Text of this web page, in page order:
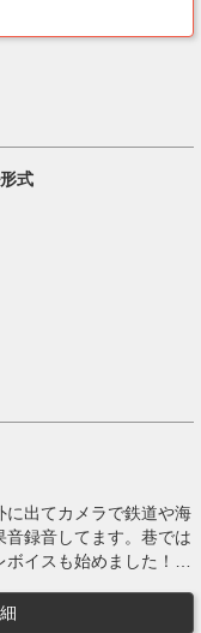
式
に出てカメラで鉄道や海
録音してます。巷では
イスも始めました！地